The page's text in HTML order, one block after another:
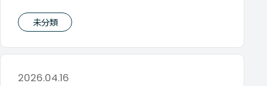
未分類
2026.04.16